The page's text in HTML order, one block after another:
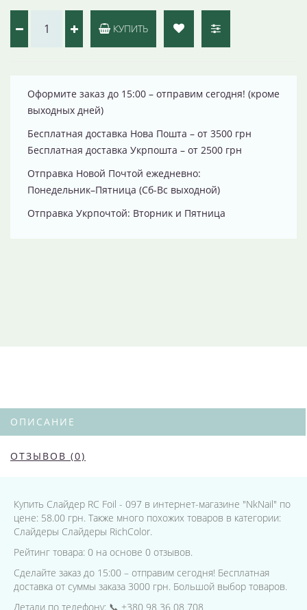
КУПИТЬ
Оформите заказ до 15:00 – отправим сегодня! (кроме
выходных дней)
Бесплатная доставка Нова Пошта – от 3500 грн
Бесплатная доставка Укрпошта – от 2500 грн
Отправка Новой Почтой ежедневно:
Понедельник–Пятница (Сб-Вс выходной)
Отправка Укрпочтой: Вторник и Пятница
ОПИСАНИЕ
ОТЗЫВОВ (0)
Купить Слайдер RC Foil - 097 в интернет-магазине "NkNail" по
цене: 58.00 грн. Также много похожих товаров в категории:
Слайдеры Слайдеры RichColor.
Рейтинг товара: 0 на основе 0 отзывов.
Сделайте заказ до 15:00 – отправим сегодня! Бесплатная
доставка от суммы заказа 3000 грн. Большой выбор товаров.
Детали по телефону: 📞 +380 98 36 08 708